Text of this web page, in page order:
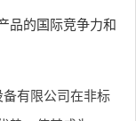
品的国际竞争力和
有限公司在非标